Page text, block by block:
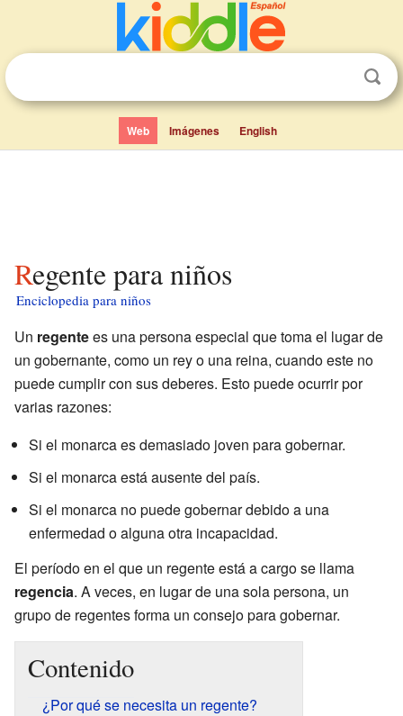
Web Imágenes English
Regente para niños
Enciclopedia para niños
Un regentees una persona especial que toma el lugar de
un gobernante, como un rey o una reina, cuando este no
puede cumplir con sus deberes. Esto puede ocurrir por
varias razones:
Si el monarca es demasiado joven para gobernar.
Si el monarca está ausente del país.
Si el monarca no puede gobernar debido a una
enfermedad o alguna otra incapacidad.
El período en el que un regente está a cargo se llama
regencia. A veces, en lugar de una sola persona, un
grupo de regentes forma un consejo para gobernar.
Contenido
¿Por qué se necesita un regente?